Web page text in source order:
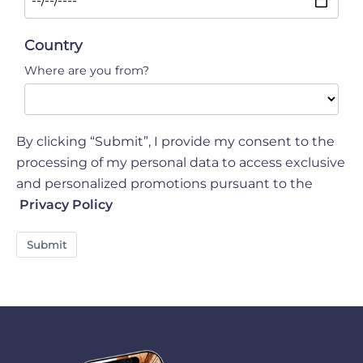
Country
Where are you from?
By clicking “Submit”, I provide my consent to the
processing of my personal data to access exclusive
and personalized promotions pursuant to the
Privacy Policy
Submit